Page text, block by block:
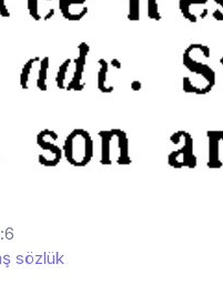
sözlük